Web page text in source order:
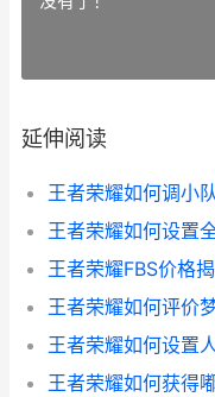
延伸阅读
王者荣耀FBS价格
王者荣耀如何获得